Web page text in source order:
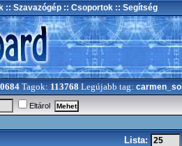
:: Szavazógép :: Csoportok :: Segítség
Tagok: 113768 Legújabb tag:
Eltárol
Lista: